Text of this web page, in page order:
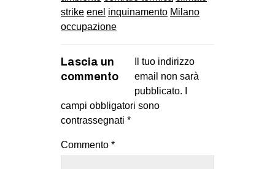
EVENTI
ms
strike enel inquinamento Milano
occupazione
Lascia un
commento
Il tuo indirizzo
email non sarà
pubblicato.
campi obbligatori sono
contrassegnati *
Commento *